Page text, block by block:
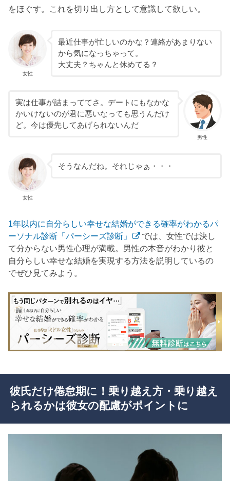
をほぐす。これを切り出し方として意識して欲しい。
女性
最近仕事が忙しいのかな？連絡があまりない
から気になっちゃって。
大丈夫？ちゃんと休めてる？
男性
実は仕事が詰まっててさ。デートにもなかな
かいけないのが君に悪いなっても思うんだけ
ど。今は優先してあげられないんだ
女性
そうなんだね。それじゃぁ・・・
1年以内に自分らしい幸せな結婚ができる確率がわかるパ
ーソナル診断「パーシーズ診断」
では、女性では決し
て分からない男性心理が満載。男性の本音がわかり彼と
自分らしい幸せな結婚を実現する方法を説明しているの
でぜひ見てみよう。
彼氏だけ倦怠期に！乗り越え方・乗り越え
られるかは彼女の配慮がポイントに